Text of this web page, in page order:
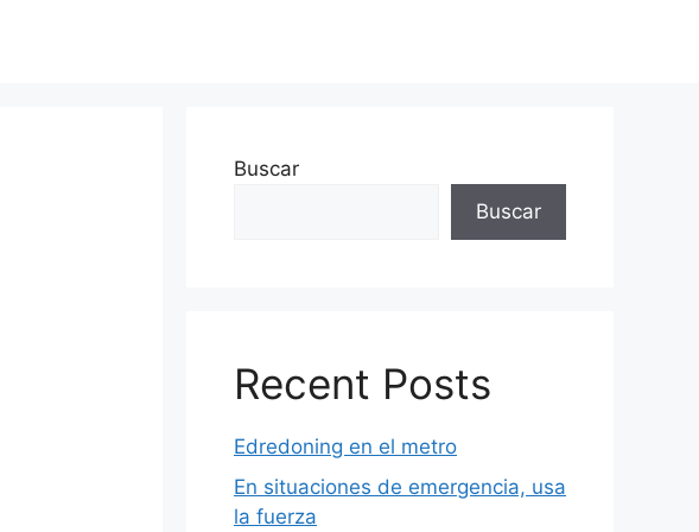
Buscar
Buscar
Recent Posts
Edredoning en el metro
En situaciones de emergencia, usa
la fuerza